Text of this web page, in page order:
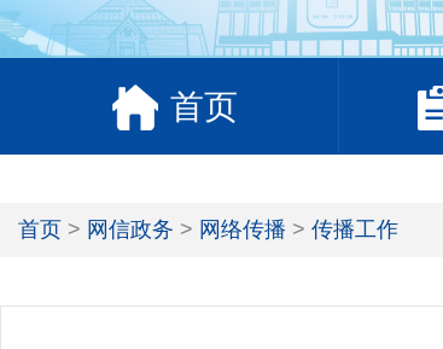
首页
首页 > 网信政务 > 网络传播 > 传播工作